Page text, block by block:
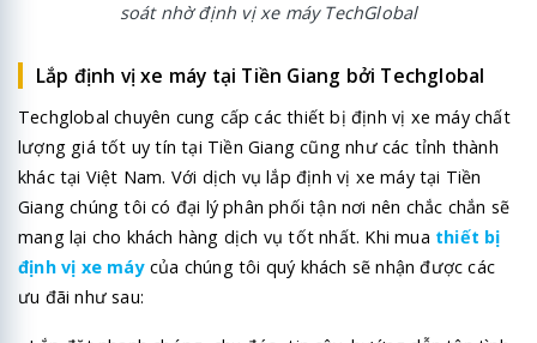
soát nhờ định vị xe máy TechGlobal
Lắp định vị xe máy tại Tiền Giang bởi Techglobal
Techglobal chuyên cung cấp các thiết bị định vị xe máy chất
lượng giá tốt uy tín tại Tiền Giang cũng như các tỉnh thành
khác tại Việt Nam. Với dịch vụ lắp định vị xe máy tại Tiền
Giang chúng tôi có đại lý phân phối tận nơi nên chắc chắn sẽ
mang lại cho khách hàng dịch vụ tốt nhất. Khi mua thiết bị
định vị xe máycủa chúng tôi quý khách sẽ nhận được các
ưu đãi như sau: